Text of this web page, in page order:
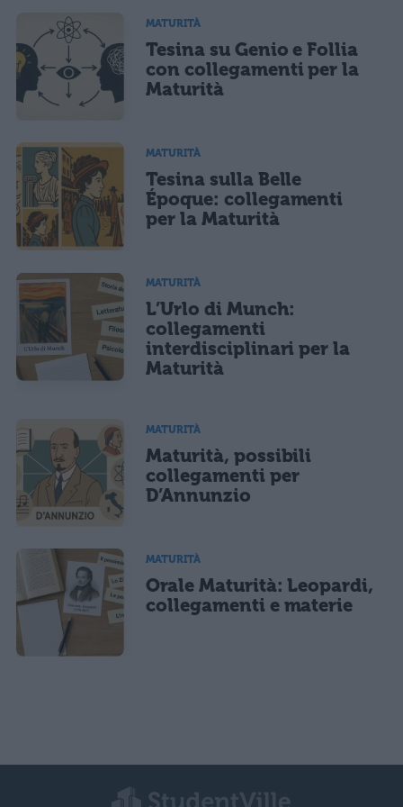
MATURITÀ
Tesina su Genio e Follia
con collegamenti per la
Maturità
MATURITÀ
Tesina sulla Belle
Époque: collegamenti
per la Maturità
MATURITÀ
L’Urlo di Munch:
collegamenti
interdisciplinari per la
Maturità
MATURITÀ
Maturità, possibili
collegamenti per
D’Annunzio
MATURITÀ
Orale Maturità: Leopardi,
collegamenti e materie